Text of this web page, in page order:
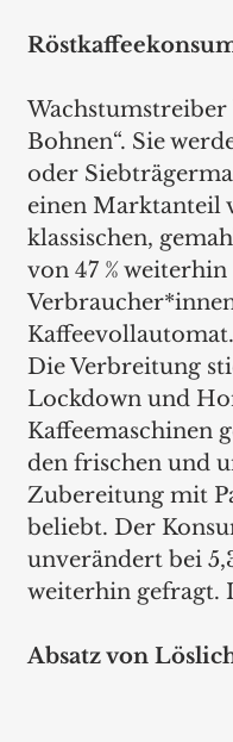
Wachstumstreiber
Bohnen“. Sie
oder
einen Marktanteil
klassischen,
von 47 %
Kaffeevollautomat.
Die Verbreitung
Lockdown und
Kaffeemaschinen
den frischen und
Zubereitung mit
beliebt. Der
unverändert bei
weiterhin gefragt.
Absatz von